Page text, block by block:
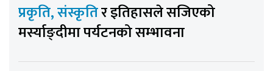
प्रकृति, संस्कृतिर इतिहासले सजिएको
मर्स्याङ्दीमा पर्यटनको सम्भावना